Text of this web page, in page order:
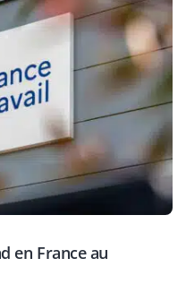
en France au